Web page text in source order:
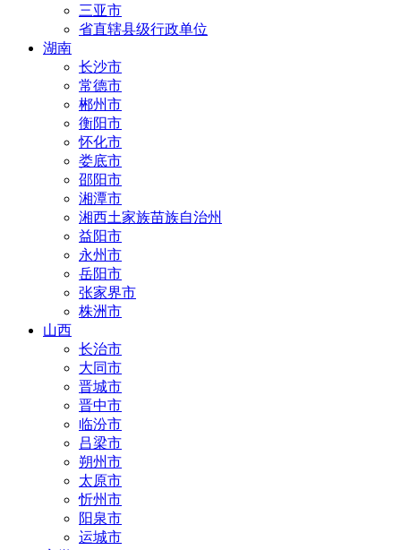
三亚市
省直辖县级行政单位
湖南
长沙市
常德市
郴州市
衡阳市
怀化市
娄底市
邵阳市
湘潭市
湘西土家族苗族自治州
益阳市
永州市
岳阳市
张家界市
株洲市
山西
长治市
大同市
晋城市
晋中市
临汾市
吕梁市
朔州市
太原市
忻州市
阳泉市
运城市